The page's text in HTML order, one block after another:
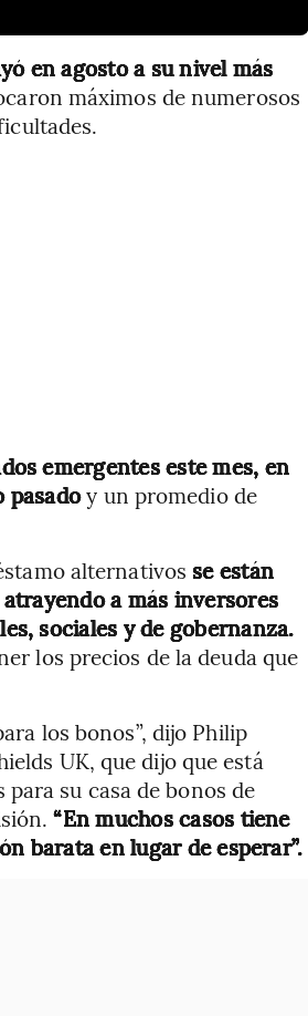
en agosto a su nivel más
máximos de numerosos
emergentes este mes, en
pasadoy un promedio de
alternativos se están
a más inversores
sociales y de gobernanza.
los precios de la deuda que
los bonos”, dijo Philip
UK, que dijo que está
su casa de bonos de
“En muchos casos tiene
barata en lugar de esperar”.